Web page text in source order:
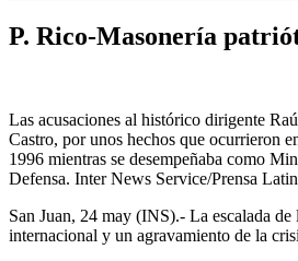
P. Rico-Masonería
Las acusaciones al histórico dirigente
Castro, por unos hechos que ocurrieron
1996 mientras se desempeñaba como
Defensa. Inter News Service/Prensa
San Juan, 24 may (INS).- La escalada
internacional y un agravamiento de la